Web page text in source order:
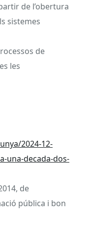
de l’obertura
sistemes
de
les
2024-12-
una-decada-dos-
de
pública i bon